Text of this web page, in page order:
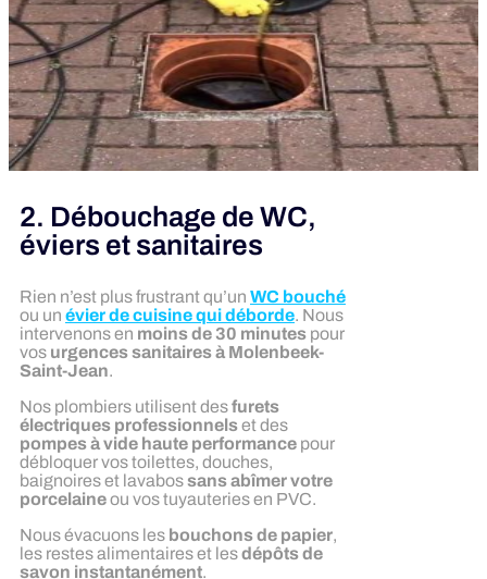
2. Débouchage de WC,
éviers et sanitaires
Rien n’est plus frustrant qu’un WC bouché
ou un évier de cuisine qui déborde. Nous
intervenons en moins de 30 minutes pour
vos urgences sanitaires à Molenbeek-
Saint-Jean.
Nos plombiers utilisent desfurets
électriques professionnelset des
pompes à vide haute performance pour
débloquer vos toilettes, douches,
baignoires et lavabossans abîmer votre
porcelaineou vos tuyauteries en PVC.
Nous évacuons les bouchons de papier,
les restes alimentaires et lesdépôts de
savon instantanément.